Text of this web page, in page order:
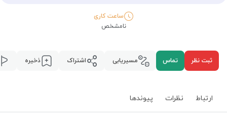
ساعت کاری
نامشخص
ثبت نظر تماس مسیریابی اشتراک ذخیره
ارتباط نظرات پیوند‌ها